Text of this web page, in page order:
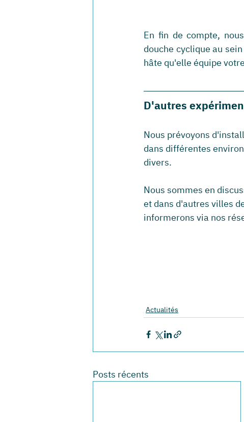
En fin de compte,
douche cyclique au
hâte qu'elle équipe
D'autres
Nous prévoyons
dans différentes
divers.
Nous sommes en
et dans d'autres villes
informerons via nos
Actualités
Posts récents